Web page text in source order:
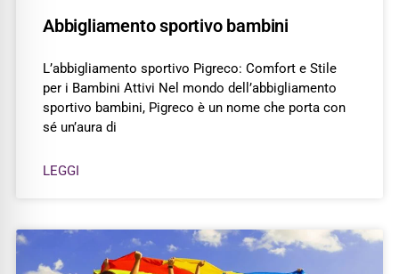
Abbigliamento sportivo bambini
L’abbigliamento sportivo Pigreco: Comfort e Stile
per i Bambini Attivi Nel mondo dell’abbigliamento
sportivo bambini, Pigreco è un nome che porta con
sé un’aura di
LEGGI